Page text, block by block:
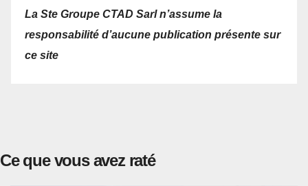
La Ste Groupe CTAD Sarl n’assume la
responsabilité d’aucune publication présente sur
ce site
Ce que vous avez raté